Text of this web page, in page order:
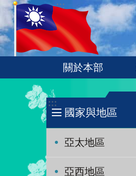
跳到主要內容區塊
:::
關於本部
:::
國家與地區
亞太地區
亞西地區